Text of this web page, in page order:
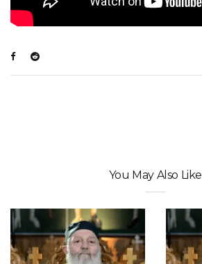
You May Also Like